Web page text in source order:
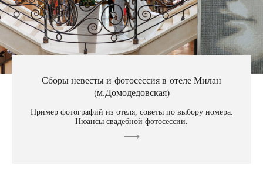
Сборы невесты и фотосессия в отеле Милан
(м.Домодедовская)
Пример фотографий из отеля, советы по выбору номера.
Нюансы свадебной фотосессии.